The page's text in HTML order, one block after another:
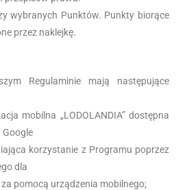
wybranych Punktów. Punkty biorące
przez naklejkę.
Regulaminie mają następujące
mobilna „LODOLANDIA” dostępna
Google
korzystanie z Programu poprzez
dla
pomocą urządzenia mobilnego;